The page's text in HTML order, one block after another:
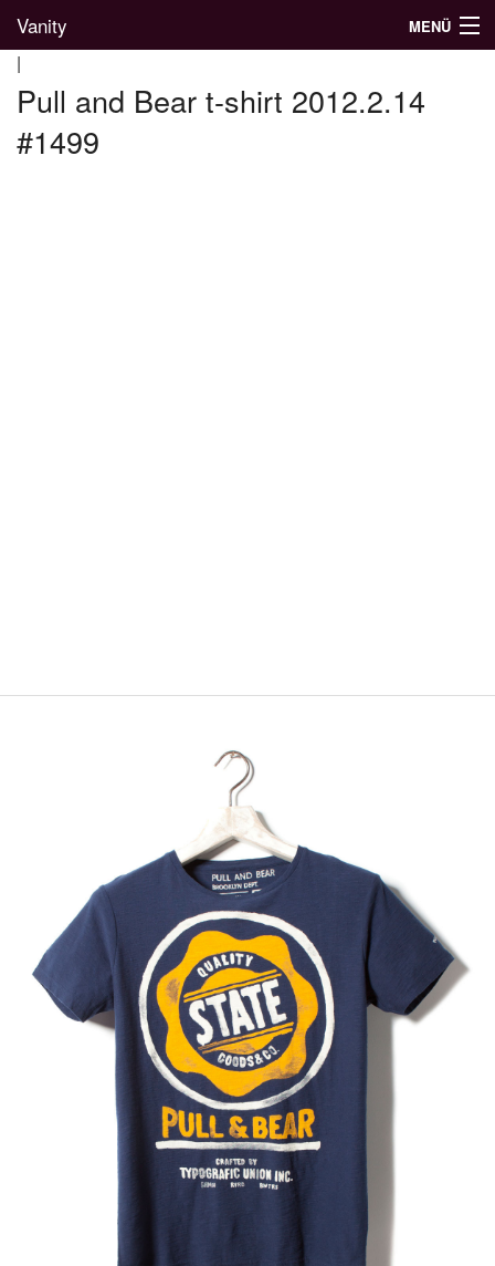
Vanity MENÜ
Divatblog
|
Pull and Bear t-shirt 2012.2.14
#1499